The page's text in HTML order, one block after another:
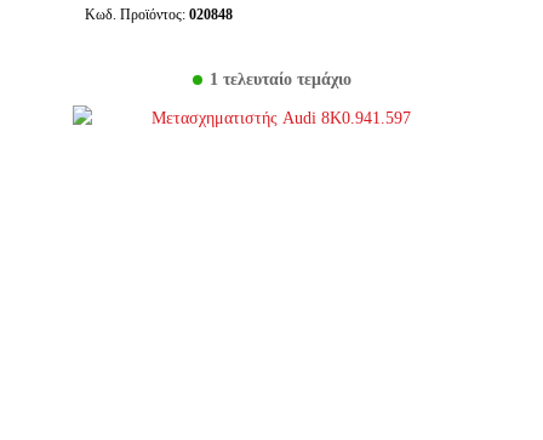
Κωδ. Προϊόντος: 020848
1 τελευταίο τεμάχιο